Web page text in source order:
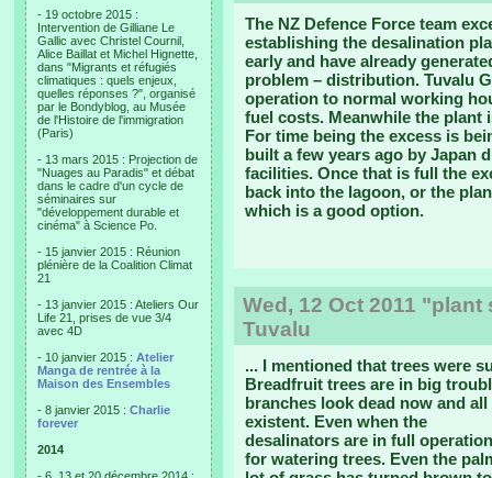
- 19 octobre 2015 :
Intervention de Gilliane Le
Gallic avec Christel Cournil,
Alice Baillat et Michel Hignette,
dans "Migrants et réfugiés
climatiques : quels enjeux,
quelles réponses ?", organisé
par le Bondyblog, au Musée
de l'Histoire de l'immigration
(Paris)
- 13 mars 2015 : Projection de
"Nuages au Paradis" et débat
dans le cadre d'un cycle de
séminaires sur
"développement durable et
cinéma" à Science Po.
- 15 janvier 2015 : Réunion
plénière de la Coalition Climat
21
- 13 janvier 2015 : Ateliers Our
Life 21, prises de vue 3/4
avec 4D
- 10 janvier 2015 : Atelier
Manga de rentrée à la
Maison des Ensembles
- 8 janvier 2015 : Charlie
forever
2014
The NZ Defence Force team
establishing the desalination
early and have already
problem – distribution. Tuvalu
operation to normal working
fuel costs. Meanwhile the plant
For time being the excess is
built a few years ago by Japan
facilities. Once that is full the
back into the lagoon, or the
which is a good option.
Wed, 12 Oct 2011
Tuvalu
... I mentioned that trees were
Breadfruit trees are in big
branches look dead now and
existent. Even when the
desalinators are in full
for watering trees. Even the